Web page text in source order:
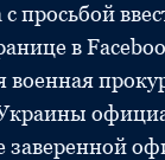
просьбой
в
Украины
заверенной